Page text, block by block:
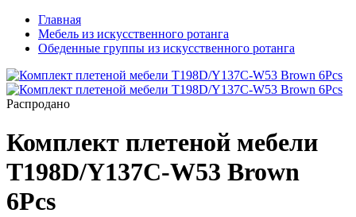
Главная
Мебель из искусственного ротанга
Обеденные группы из искусственного ротанга
Распродано
Комплект плетеной мебели
T198D/Y137C-W53 Brown
6Pcs